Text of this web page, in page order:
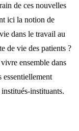
de ces nouvelles
ici la notion de
dans le travail au
de vie des patients ?
ensemble dans
instituants.